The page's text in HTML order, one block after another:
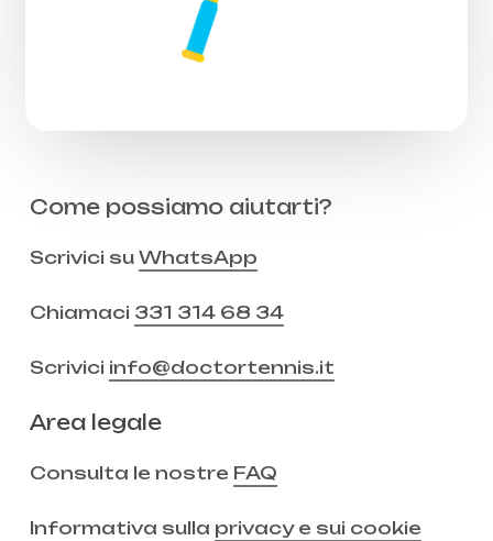
Come possiamo aiutarti?
Scrivici suWhatsApp
Chiamaci 331 314 68 34
Scrivici info@doctortennis.it
Area legale
Consulta le nostre FAQ
Informativa sulla privacy e sui cookie